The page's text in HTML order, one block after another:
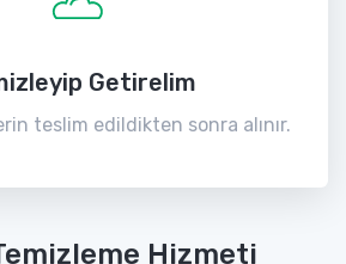
Getirelim
teslim edildikten sonra alınır.
Hizmeti